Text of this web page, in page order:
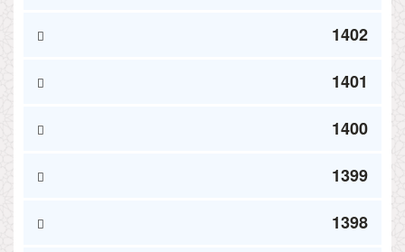
1402
1401
1400
1399
1398